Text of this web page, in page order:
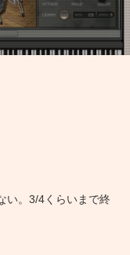
い。3/4くらいまで終